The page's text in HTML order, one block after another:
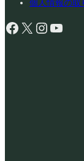
個人情報の取
Facebook X Instagram YouTube